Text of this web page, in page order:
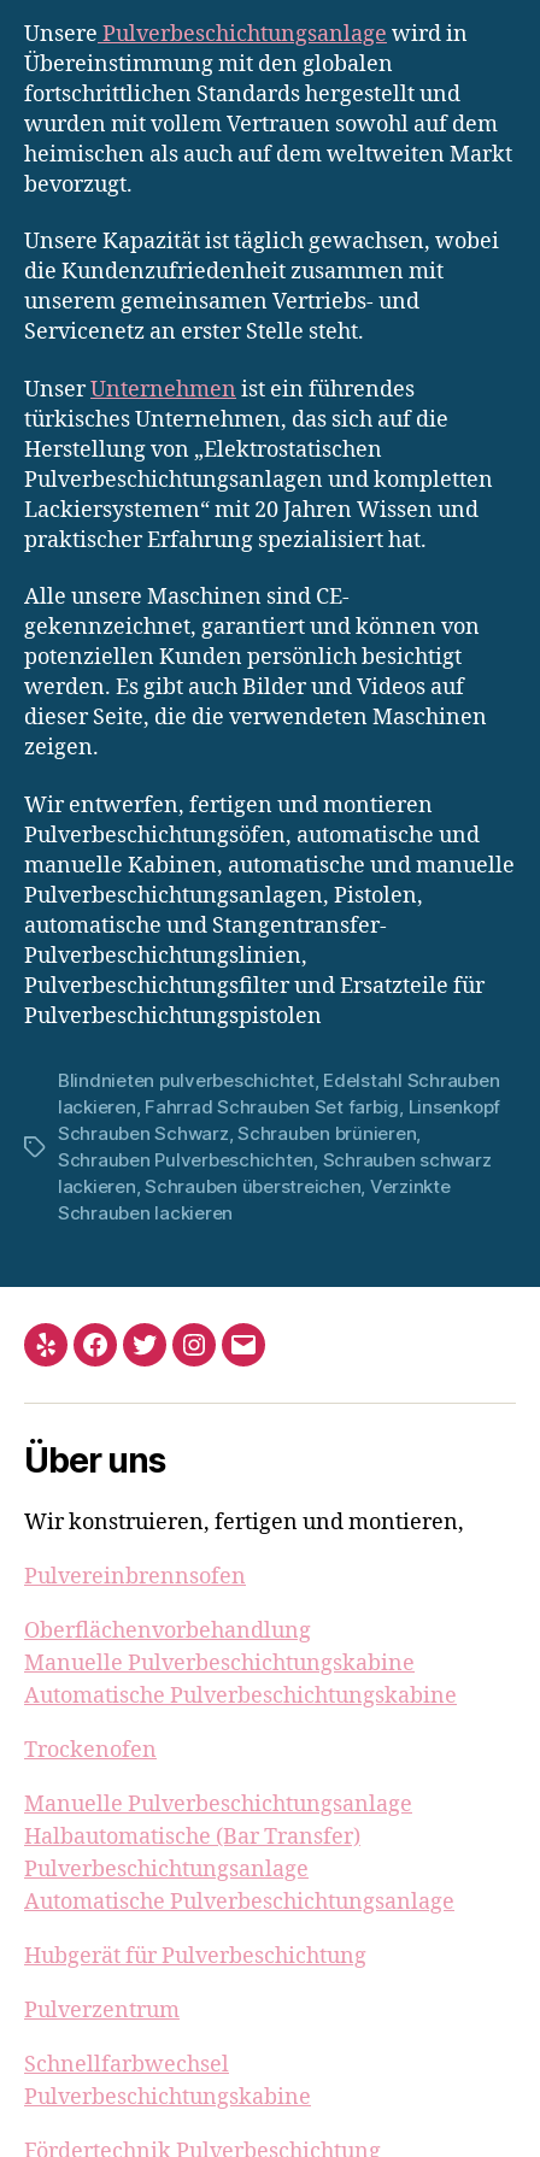
Unsere Pulverbeschichtungsanlage wird in
Übereinstimmung mit den globalen
fortschrittlichen Standards hergestellt und
wurden mit vollem Vertrauen sowohl auf dem
heimischen als auch auf dem weltweiten Markt
bevorzugt.
Unsere Kapazität ist täglich gewachsen, wobei
die Kundenzufriedenheit zusammen mit
unserem gemeinsamen Vertriebs- und
Servicenetz an erster Stelle steht.
UnserUnternehmen ist ein führendes
türkisches Unternehmen, das sich auf die
Herstellung von „Elektrostatischen
Pulverbeschichtungsanlagen und kompletten
Lackiersystemen“ mit 20 Jahren Wissen und
praktischer Erfahrung spezialisiert hat.
Alle unsere Maschinen sind CE-
gekennzeichnet, garantiert und können von
potenziellen Kunden persönlich besichtigt
werden. Es gibt auch Bilder und Videos auf
dieser Seite, die die verwendeten Maschinen
zeigen.
Wir entwerfen, fertigen und montieren
Pulverbeschichtungsöfen, automatische und
manuelle Kabinen, automatische und manuelle
Pulverbeschichtungsanlagen, Pistolen,
automatische und Stangentransfer-
Pulverbeschichtungslinien,
Pulverbeschichtungsfilter und Ersatzteile für
Pulverbeschichtungspistolen
Schlagwörter
Blindnieten pulverbeschichtet, Edelstahl Schrauben
lackieren, Fahrrad Schrauben Set farbig, Linsenkopf
Schrauben Schwarz,Schrauben brünieren,
Schrauben Pulverbeschichten, Schrauben schwarz
lackieren,Schrauben überstreichen, Verzinkte
Schrauben lackieren
Yelp Facebook
TwitterInstagram
Email
Über uns
Wir konstruieren, fertigen und montieren,
Pulvereinbrennsofen
Oberflächenvorbehandlung
Manuelle Pulverbeschichtungskabine
Automatische Pulverbeschichtungskabine
Trockenofen
Manuelle Pulverbeschichtungsanlage
Halbautomatische (Bar Transfer)
Pulverbeschichtungsanlage
Automatische Pulverbeschichtungsanlage
Hubgerät für Pulverbeschichtung
Pulverzentrum
Schnellfarbwechsel
Pulverbeschichtungskabine